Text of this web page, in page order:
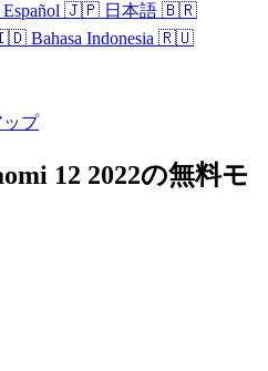
🇯🇵 日本語 🇧🇷
Bahasa Indonesia 🇷🇺
ップ
12 2022の無料モ